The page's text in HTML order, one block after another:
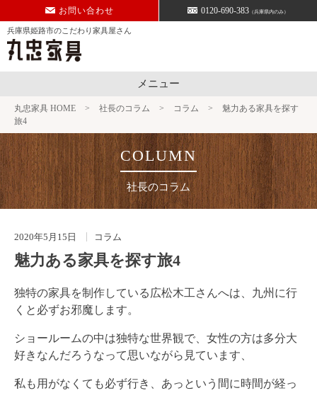
to
content
兵庫県姫路市のこだわり家具屋さん
メニュー
お問い合わせ 0120-690-383 （兵庫県内のみ）
丸忠家具 HOME > 社長のコラム > コラム >
魅力ある家具を探す
旅4
社長のコラム
2020年5月15日 コラム
魅力ある家具を探す旅4
独特の家具を制作している広松木工さんへは、九州に行
くと必ずお邪魔します。
ショールームの中は独特な世界観で、女性の方は多分大
好きなんだろうなって思いながら見ています、
私も用がなくても必ず行き、あっという間に時間が経っ